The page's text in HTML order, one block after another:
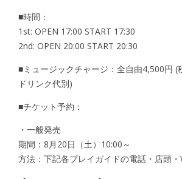
■時間：
1st: OPEN 17:00 START 17:30
2nd: OPEN 20:00 START 20:30
■ミュージックチャージ：全自由4,500円 (
ドリンク代別)
■チケット予約：
・一般発売
期間：8月20日（土）10:00～
方法：下記各プレイガイドの電話・店頭・